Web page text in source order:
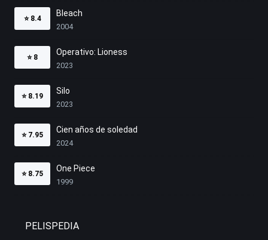
⭐ 8.4
Bleach
2004
⭐ 8
Operativo: Lioness
2023
⭐ 8.19
Silo
2023
⭐ 7.95
Cien años de soledad
2024
⭐ 8.75
One Piece
1999
PELISPEDIA